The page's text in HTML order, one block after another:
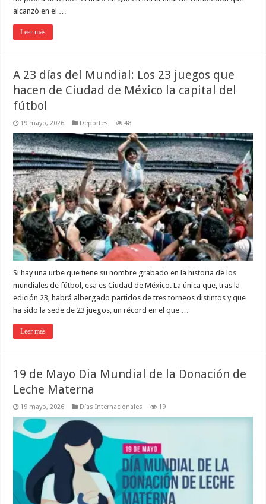
alcanzó en el …
Leer más
A 23 días del Mundial: Los 23 juegos que
hacen de Ciudad de México la capital del
fútbol
19 mayo, 2026 Deportes 48
Si hay una urbe que tiene su nombre grabado en la historia de los
mundiales de fútbol, esa es Ciudad de México. La única que, tras la
edición 23, habrá albergado partidos de tres torneos distintos y que
ha sido la sede de 23 juegos, un récord en el que …
Leer más
19 de Mayo Dia Mundial de la Donación de
Leche Materna
19 mayo, 2026 Días Internacionales 19